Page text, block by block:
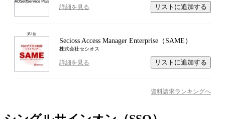
詳細を見る リストに追加する
第3位
Secioss Access Manager Enterprise（SAME）
株式会社セシオス
詳細を見る リストに追加する
資料請求ランキングへ